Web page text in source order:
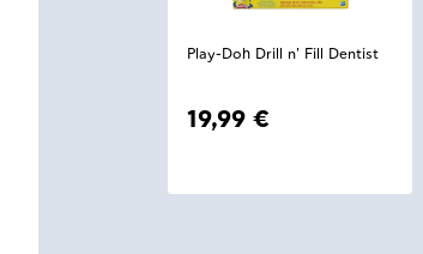
Play-Doh Drill n' Fill Dentist
19,99 €